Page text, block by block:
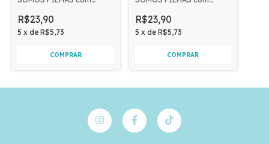
Paz
R$23,90
5 x de R$5,73
R$23,90
5 x de R$5,73